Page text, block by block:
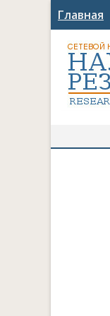
Главная